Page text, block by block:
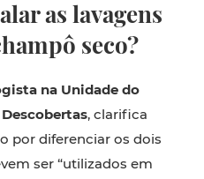
as lavagens
seco?
na Unidade do
, clarifica
por diferenciar os dois
ser “utilizados em